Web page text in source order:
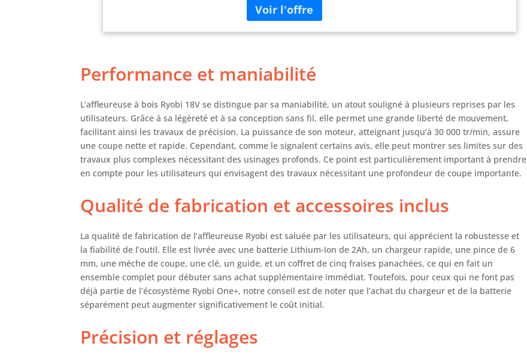
Elles délivrent pleine puissance jusqu’à ce que la batterie soit
vide, évitent la surcharge et la surchauffe et sont renforcées
antichoc. Contenu du paquet : ce produit RYOBI comprend 1
Les embouts sont compatibles avec la fraise à bords R18TR-0 et
la défonceuse RRT1600-K
Performance et maniabilité
L’affleureuse à bois Ryobi 18V se distingue par sa maniabilité, un atout souligné à plusieurs reprises par les
utilisateurs. Grâce à sa légèreté et à sa conception sans fil, elle permet une grande liberté de mouvement,
facilitant ainsi les travaux de précision. La puissance de son moteur, atteignant jusqu’à 30 000 tr/min, assure
une coupe nette et rapide. Cependant, comme le signalent certains avis, elle peut montrer ses limites sur des
travaux plus complexes nécessitant des usinages profonds. Ce point est particulièrement important à prendre
en compte pour les utilisateurs qui envisagent des travaux nécessitant une profondeur de coupe importante.
Qualité de fabrication et accessoires inclus
La qualité de fabrication de l’affleureuse Ryobi est saluée par les utilisateurs, qui apprécient la robustesse et
la fiabilité de l’outil. Elle est livrée avec une batterie Lithium-Ion de 2Ah, un chargeur rapide, une pince de 6
mm, une mèche de coupe, une clé, un guide, et un coffret de cinq fraises panachées, ce qui en fait un
ensemble complet pour débuter sans achat supplémentaire immédiat. Toutefois, pour ceux qui ne font pas
déjà partie de l’écosystème Ryobi One+, notre conseil est de noter que l’achat du chargeur et de la batterie
séparément peut augmenter significativement le coût initial.
Précision et réglages